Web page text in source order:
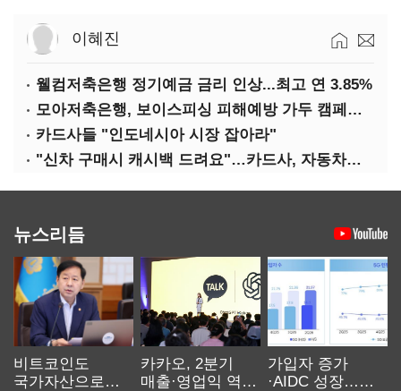
이혜진
웰컴저축은행 정기예금 금리 인상...최고 연 3.85%
모아저축은행, 보이스피싱 피해예방 가두 캠페인 실시
카드사들 "인도네시아 시장 잡아라"
"신차 구매시 캐시백 드려요"…카드사, 자동차금융 마케팅
뉴스리듬
비트코인도
국가자산으로…'
카카오, 2분기
매출·영업익 역대
가입자 증가
·AIDC 성장…